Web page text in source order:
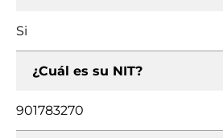
Si
¿Cuál es su NIT?
901783270